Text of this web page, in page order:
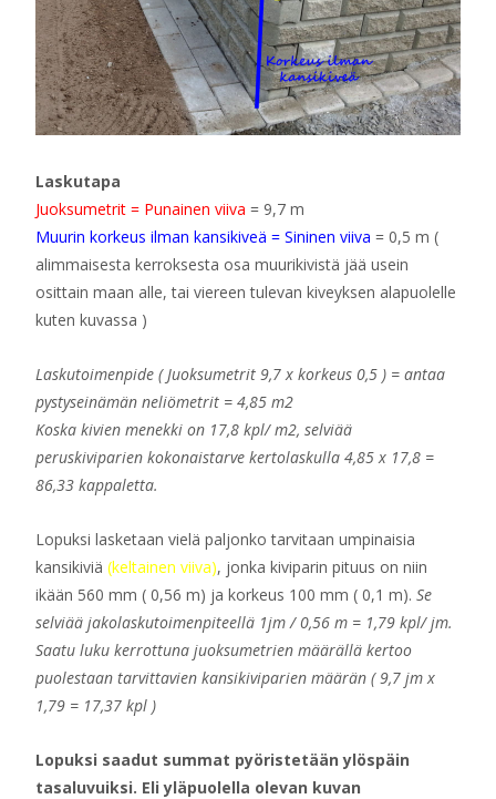
Laskutapa
Juoksumetrit = Punainen viiva = 9,7 m
Muurin korkeus ilman kansikiveä = Sininen viiva = 0,5 m (
alimmaisesta kerroksesta osa muurikivistä jää usein
osittain maan alle, tai viereen tulevan kiveyksen alapuolelle
kuten kuvassa )
Laskutoimenpide ( Juoksumetrit 9,7 x korkeus 0,5 ) = antaa
pystyseinämän neliömetrit = 4,85 m2
Koska kivien menekki on 17,8 kpl/ m2, selviää
peruskiviparien kokonaistarve kertolaskulla 4,85 x 17,8 =
86,33 kappaletta.
Lopuksi lasketaan vielä paljonko tarvitaan umpinaisia
kansikiviä (keltainen viiva), jonka kiviparin pituus on niin
ikään 560 mm ( 0,56 m) ja korkeus 100 mm ( 0,1 m). Se
selviää jakolaskutoimenpiteellä 1jm / 0,56 m = 1,79 kpl/ jm.
Saatu luku kerrottuna juoksumetrien määrällä kertoo
puolestaan tarvittavien kansikiviparien määrän ( 9,7 jm x
1,79 = 17,37 kpl )
Lopuksi saadut summat pyöristetään ylöspäin
tasaluvuiksi. Eli yläpuolella olevan kuvan